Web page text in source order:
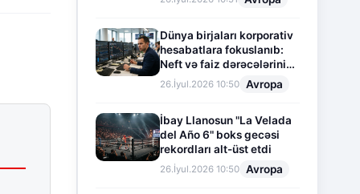
Dünya birjaları korporativ
hesabatlara fokuslanıb:
Neft və faiz dərəcələrinin
təsiri altında cari vəziyyət
26.İyul.2026 10:50 Avropa
İbay Llanosun "La Velada
del Año 6" boks gecəsi
rekordları alt-üst etdi
26.İyul.2026 10:50 Avropa